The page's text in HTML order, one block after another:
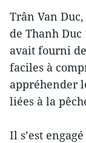
Trân Van
de Thanh
avait fourni
faciles à
appréhender
liées à la
Il s’est